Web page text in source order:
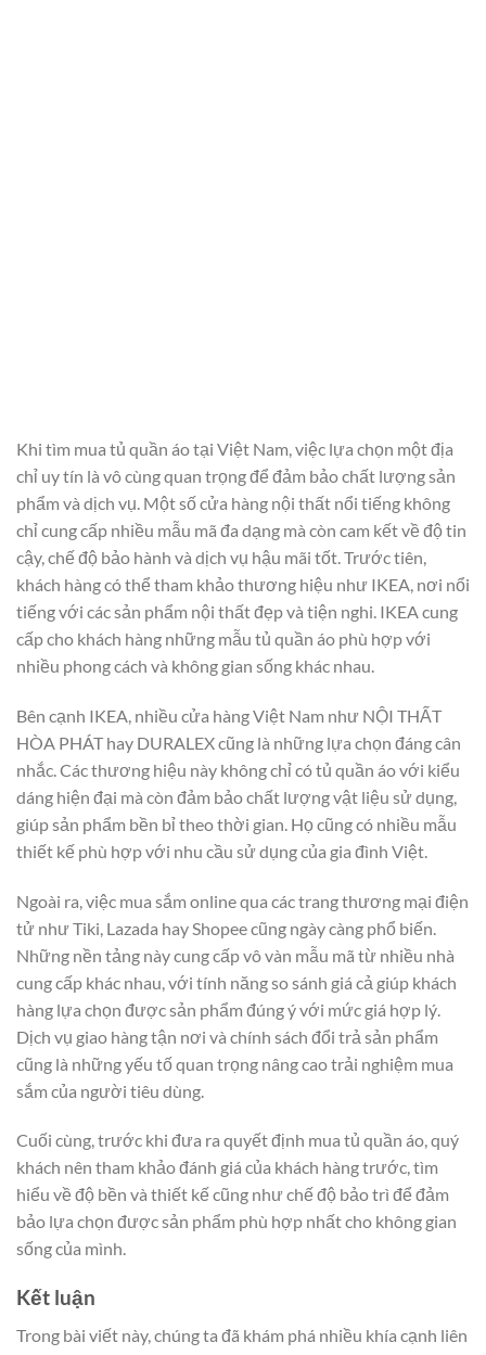
Khi tìm mua tủ quần áo tại Việt Nam, việc lựa chọn một địa
chỉ uy tín là vô cùng quan trọng để đảm bảo chất lượng sản
phẩm và dịch vụ. Một số cửa hàng nội thất nổi tiếng không
chỉ cung cấp nhiều mẫu mã đa dạng mà còn cam kết về độ tin
cậy, chế độ bảo hành và dịch vụ hậu mãi tốt. Trước tiên,
khách hàng có thể tham khảo thương hiệu như IKEA, nơi nổi
tiếng với các sản phẩm nội thất đẹp và tiện nghi. IKEA cung
cấp cho khách hàng những mẫu tủ quần áo phù hợp với
nhiều phong cách và không gian sống khác nhau.
Bên cạnh IKEA, nhiều cửa hàng Việt Nam như NỘI THẤT
HÒA PHÁT hay DURALEX cũng là những lựa chọn đáng cân
nhắc. Các thương hiệu này không chỉ có tủ quần áo với kiểu
dáng hiện đại mà còn đảm bảo chất lượng vật liệu sử dụng,
giúp sản phẩm bền bỉ theo thời gian. Họ cũng có nhiều mẫu
thiết kế phù hợp với nhu cầu sử dụng của gia đình Việt.
Ngoài ra, việc mua sắm online qua các trang thương mại điện
tử như Tiki, Lazada hay Shopee cũng ngày càng phổ biến.
Những nền tảng này cung cấp vô vàn mẫu mã từ nhiều nhà
cung cấp khác nhau, với tính năng so sánh giá cả giúp khách
hàng lựa chọn được sản phẩm đúng ý với mức giá hợp lý.
Dịch vụ giao hàng tận nơi và chính sách đổi trả sản phẩm
cũng là những yếu tố quan trọng nâng cao trải nghiệm mua
sắm của người tiêu dùng.
Cuối cùng, trước khi đưa ra quyết định mua tủ quần áo, quý
khách nên tham khảo đánh giá của khách hàng trước, tìm
hiểu về độ bền và thiết kế cũng như chế độ bảo trì để đảm
bảo lựa chọn được sản phẩm phù hợp nhất cho không gian
sống của mình.
Kết luận
Trong bài viết này, chúng ta đã khám phá nhiều khía cạnh liên